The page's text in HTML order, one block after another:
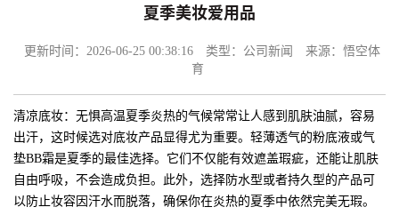
夏季美妆爱用品
更新时间：2026-06-25 00:38:16 类型：公司新闻
来源：悟空体
育
清凉底妆：无惧高温夏季炎热的气候常常让人感到肌肤油腻，容易
出汗，这时候选对底妆产品显得尤为重要。轻薄透气的粉底液或气
垫BB霜是夏季的最佳选择。它们不仅能有效遮盖瑕疵，还能让肌肤
自由呼吸，不会造成负担。此外，选择防水型或者持久型的产品可
以防止妆容因汗水而脱落，确保你在炎热的夏季中依然完美无瑕。